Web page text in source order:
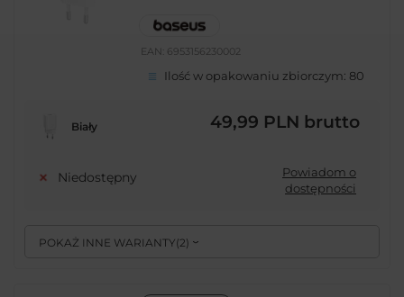
EAN: 6953156230002
Ilość w opakowaniu zbiorczym: 80
POKAŻ INNE WARIANTY(2)
Biały 49,99 PLN brutto
Niedostępny
Powiadom o
dostępności